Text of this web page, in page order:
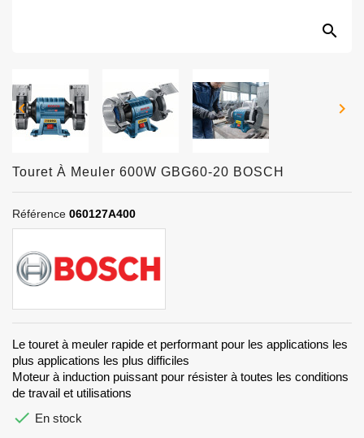
search
 
Touret À Meuler 600W GBG60-20 BOSCH
Référence 060127A400
Le touret à meuler rapide et performant pour les applications les
plus applications les plus difficiles
Moteur à induction puissant pour résister à toutes les conditions
de travail et utilisations
 En stock